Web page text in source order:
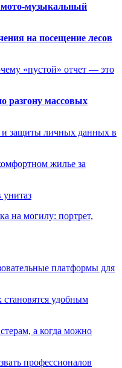
музыкальный
на посещение лесов
«пустой» отчет — это
разгону массовых
защиты личных данных в
жилье за
унитаз
на могилу: портрет,
платформы для
удобным
а когда можно
профессионалов